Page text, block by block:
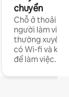
chuyển
Chỗ ở thoải
người làm việc
thường xuyên
có Wi-fi và
để làm việc.